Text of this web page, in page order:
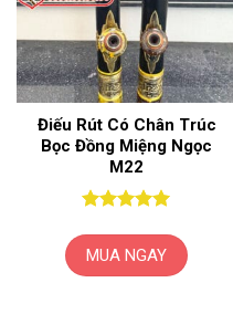
Điếu Rút Có Chân Trúc
Bọc Đồng Miệng Ngọc
M22
sao
MUA NGAY